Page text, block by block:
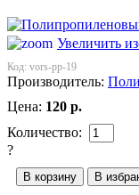
Увеличить
Код: vors-pp-19
Производитель:
Цена: 120 р.
Количество:
?